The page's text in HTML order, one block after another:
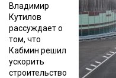
Владимир
Кутилов
рассуждает о
том, что
Кабмин решил
ускорить
строительство